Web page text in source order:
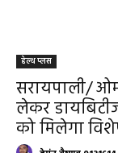
हेल्थ प्लस
सरायपाली/ ओम
लेकर
को मिलेगा